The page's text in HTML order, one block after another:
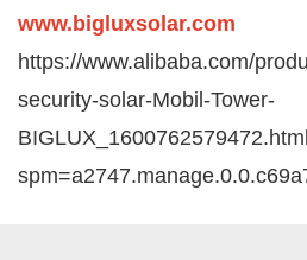
www.bigluxsolar.com
https://www.alibaba.com/
security-solar-Mobil-Tower-